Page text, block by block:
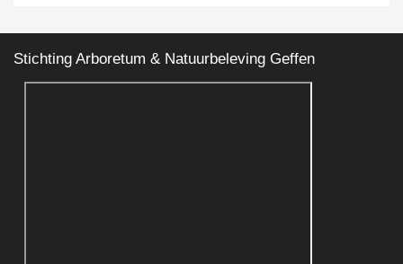
Stichting Arboretum & Natuurbeleving Geffen